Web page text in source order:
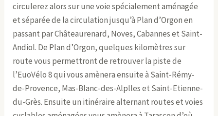
circulerez alors sur une voie spécialement aménagée
et séparée de la circulation jusqu’à Plan d’Orgon en
passant par Châteaurenard, Noves, Cabannes et Saint-
Andiol. De Plan d’Orgon, quelques kilomètres sur
route vous permettront de retrouver la piste de
l’EuoVélo 8 qui vous amènera ensuite à Saint-Rémy-
de-Provence, Mas-Blanc-des-Alplles et Saint-Etienne-
du-Grès. Ensuite un itinéraire alternant routes et voies